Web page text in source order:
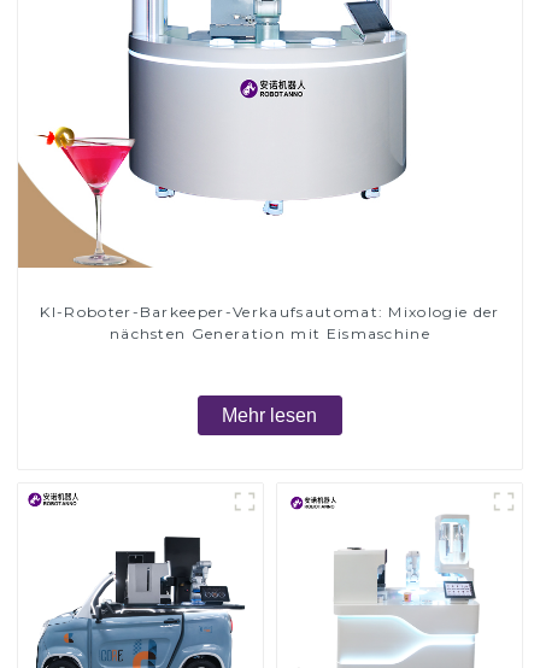
KI-Roboter-Barkeeper-Verkaufsautomat: Mixologie der
nächsten Generation mit Eismaschine
Mehr lesen